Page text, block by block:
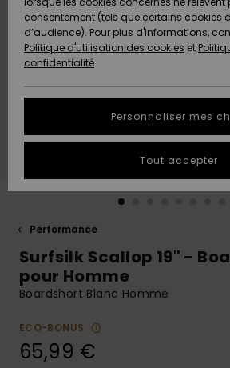
Nouveautés
A
Découvrir
Nouveautés
A
Découvrir
Communauté
CONTACT
Protection
des
tailles
conversation
plus rapide
à votre
question.
MAGASINS
QUIKSILVER
Performance
Surfsilk Scallop 19" -
pour Homme
Boardshort Blanc Homme
ECO-BONUS
65,99 €
consentement (tels que certains cookies
d’audience). Pour plus d'informations,
Politique d'utilisation des cookies et
confidentialité
Personnaliser mes
Tout accepter